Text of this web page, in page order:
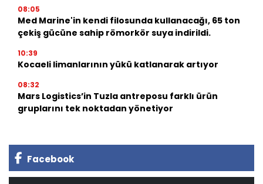
08:05
Med Marine'in kendi filosunda kullanacağı, 65 ton
çekiş gücüne sahip römorkör suya indirildi.
10:39
Kocaeli limanlarının yükü katlanarak artıyor
08:32
Mars Logistics’in Tuzla antreposu farklı ürün
gruplarını tek noktadan yönetiyor
Facebook